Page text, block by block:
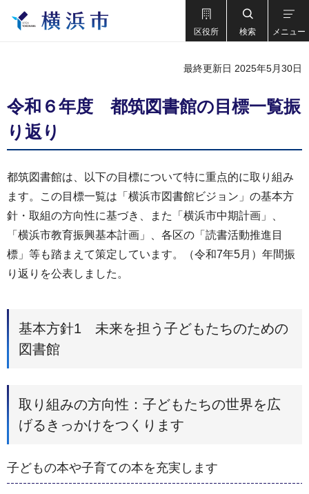
区役所 検索 メニュー
最終更新日 2025年5月30日
令和６年度 都筑図書館の目標一覧振
り返り
都筑図書館は、以下の目標について特に重点的に取り組み
ます。この目標一覧は「横浜市図書館ビジョン」の基本方
針・取組の方向性に基づき、また「横浜市中期計画」、
「横浜市教育振興基本計画」、各区の「読書活動推進目
標」等も踏まえて策定しています。（令和7年5月）年間振
り返りを公表しました。
基本方針1 未来を担う子どもたちのための
図書館
取り組みの方向性：子どもたちの世界を広
げるきっかけをつくります
子どもの本や子育ての本を充実します